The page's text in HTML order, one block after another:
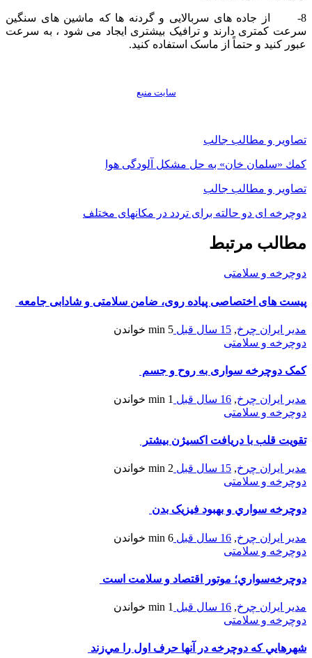
8- از جاده های سربالایی و گردنه ها که ماشین های سنگین
سرعت کمتری دارند و ترافیک بیشتری ایجاد می شود ، به سرعت
عبور کنید و حتماً از ماسک استفاده کنید.
سايت منبع
تصاویر و مطالب جالب
كمك «سلمان خان» به حل مشكل آلودگی هوا
تصاویر و مطالب جالب
دوچرخه ای دو حالته برای تردد در مکانهای مختلف
مطالب مرتبط
دوچرخه و سلامتی
پیست های اختصاصی پیاده روی، ضامن سلامتی و شادابی جامعه
مدیر ایران چرخ, 15 سال قبل 5 min
خواندن
دوچرخه و سلامتی
کمک دوچرخه سواری به روح و جسم
مدیر ایران چرخ, 16 سال قبل 1 min
خواندن
دوچرخه و سلامتی
تقويت قلب با دريافت اکسيژن بيشتر
مدیر ایران چرخ, 15 سال قبل 2 min
خواندن
دوچرخه و سلامتی
دوچرخه سواري و بهبود فيزيک بدن
مدیر ایران چرخ, 16 سال قبل 6 min
خواندن
دوچرخه و سلامتی
دوچرخه‌سواري؛ موتور اقتصاد و سلامت است
مدیر ایران چرخ, 16 سال قبل 1 min
خواندن
دوچرخه و سلامتی
شهرهايي که دوچرخه در آنها حرف اول را مي‌زند